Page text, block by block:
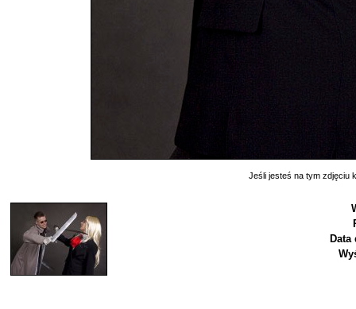
Jeśli jesteś na tym zdjęciu
Data